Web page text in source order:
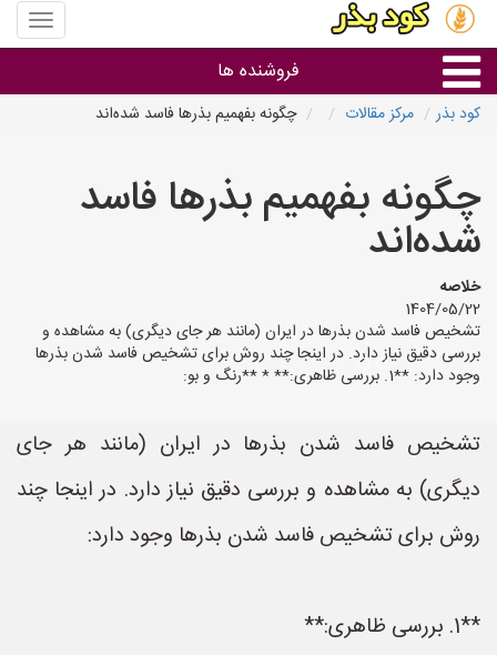
منوی
سایت
بذر
فروشنده ها
استان ها
کود بذر مرکز مقالات چگونه بفهمیم بذرها فاسد شده‌اند
چگونه بفهمیم بذرها فاسد
شده‌اند
خلاصه
1404/05/22
تشخیص فاسد شدن بذرها در ایران (مانند هر جای دیگری) به مشاهده و
بررسی دقیق نیاز دارد. در اینجا چند روش برای تشخیص فاسد شدن بذرها
وجود دارد: **1. بررسی ظاهری:** * **رنگ و بو:
تشخیص فاسد شدن بذرها در ایران (مانند هر جای
دیگری) به مشاهده و بررسی دقیق نیاز دارد. در اینجا چند
روش برای تشخیص فاسد شدن بذرها وجود دارد:
**1. بررسی ظاهری:**